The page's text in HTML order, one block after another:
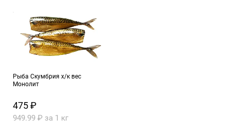
Рыба Скумбрия х/к вес
Монолит
475 ₽
949.99 ₽ за 1 кг